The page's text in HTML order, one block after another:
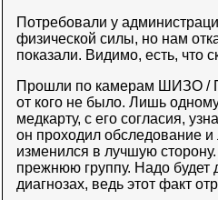
Потребовали у
физической силы, но нам
показали. Видимо, есть, что
Прошли по камерам ШИЗО /
от кого не было. Лишь
медкарту, с его согласия,
он проходил обследование
изменился в лучшую
прежнюю группу. Надо будет
диагнозах, ведь этот факт